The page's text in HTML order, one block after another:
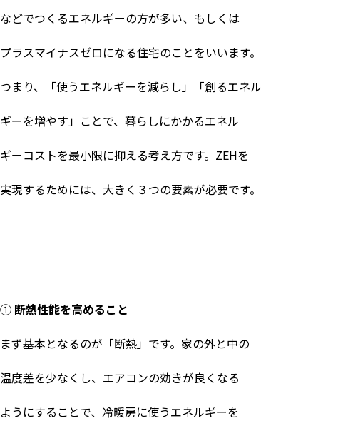
などでつくるエネルギーの方が多い、もしくは
プラスマイナスゼロになる住宅のことをいいます。
つまり、「使うエネルギーを減らし」「創るエネル
ギーを増やす」ことで、暮らしにかかるエネル
ギーコストを最小限に抑える考え方です。 ZEHを
実現するためには、大きく３つの要素が必要です。
① 断熱性能を高めること
まず基本となるのが「断熱」です。家の外と中の
温度差を少なくし、エアコンの効きが良くなる
ようにすることで、冷暖房に使うエネルギーを